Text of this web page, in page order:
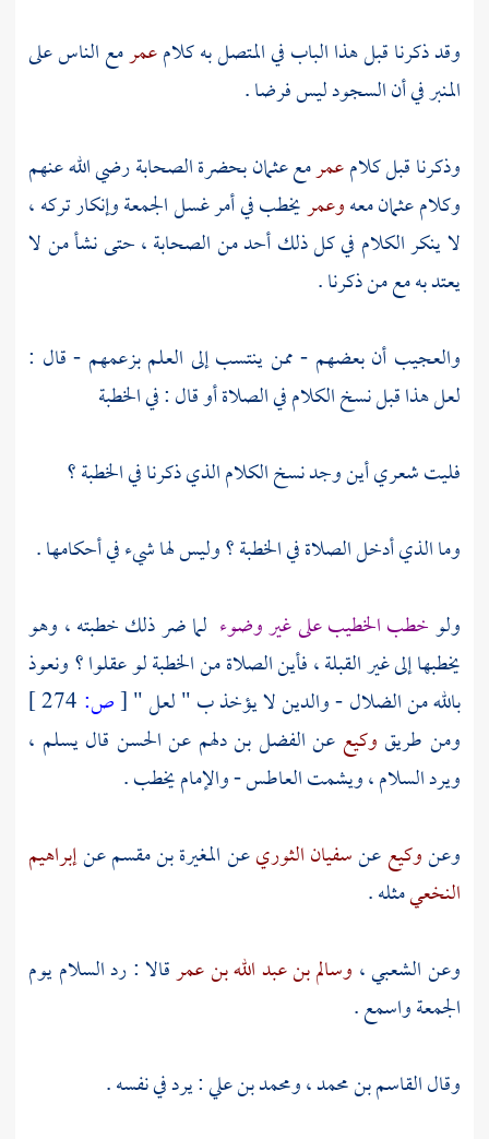
وقد ذكرنا قبل هذا الباب في المتصل به كلامعمرمع الناس على
المنبر في أن السجود ليس فرضا .
وذكرنا قبل كلامعمرمععثمانبحضرة الصحابة رضي الله عنهم
وكلامعثمانمعهوعمريخطب في أمر غسل الجمعة وإنكار تركه ،
لا ينكر الكلام في كل ذلك أحد من الصحابة ، حتى نشأ من لا
يعتد به مع من ذكرنا .
والعجيب أن بعضهم - ممن ينتسب إلى العلم بزعمهم - قال :
لعل هذا قبل نسخ الكلام في الصلاة أو قال : في الخطبة
فليت شعري أين وجد نسخ الكلام الذي ذكرنا في الخطبة ؟
وما الذي أدخل الصلاة في الخطبة ؟ وليس لها شيء في أحكامها .
ولوخطب الخطيب على غير وضوء لما ضر ذلك خطبته ، وهو
يخطبها إلى غير القبلة ، فأين الصلاة من الخطبة لو عقلوا ؟ ونعوذ
بالله من الضلال - والدين لا يؤخذ ب " لعل "[ص:
ومن طريقوكيع عنالفضل بن دلهم عنالحسن قال يسلم ،
ويرد السلام ، ويشمت العاطس - والإمام يخطب .
وعنوكيععنسفيان الثوريعنالمغيرة بن مقسمعنإبراهيم
النخعيمثله .
وعنالشعبي، وسالم بن عبد الله بن عمرقالا : رد السلام يوم
الجمعة واسمع .
وقالالقاسم بن محمد،ومحمد بن علي: يرد في نفسه .